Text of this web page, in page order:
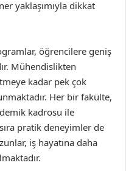
yaklaşımıyla dikkat
öğrencilere geniş
Mühendislikten
kadar pek çok
Her bir fakülte,
kadrosu ile
pratik deneyimler de
iş hayatına daha